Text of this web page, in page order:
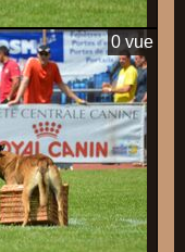
0 vue